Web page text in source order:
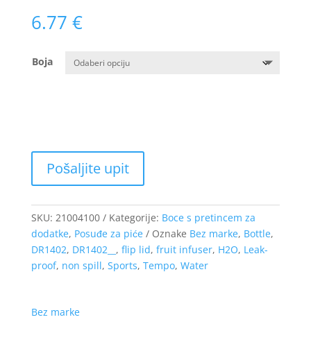
6.77 €
Boja
SKU: 21004100 Kategorije: Boce s pretincem za
dodatke, Posuđe za piće Oznake Bez marke, Bottle,
DR1402, DR1402__ , flip lid, fruit infuser, H2O, Leak-
proof, non spill, Sports, Tempo, Water
Bez marke